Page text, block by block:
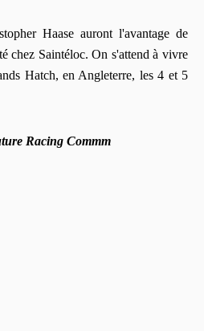
Haase auront l'avantage de
chez Saintéloc. On s'attend à vivre
Hatch, en Angleterre, les 4 et 5
Racing Commm